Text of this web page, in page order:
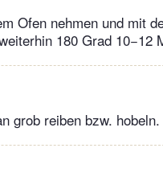
Ofen nehmen und mit
180 Grad 10−12
grob reiben bzw. hobeln.